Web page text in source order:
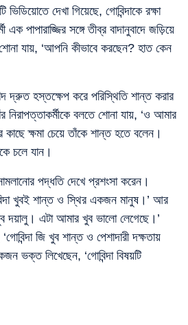
দেখা গিয়েছে, গোবিন্দাকে রক্ষা
এক পাপারাজ্জির সঙ্গে তীব্র বাদানুবাদে জড়িয়ে
যায়, ‘আপনি কীভাবে করছেন? হাত কেন
দ্রুত হস্তক্ষেপ করে পরিস্থিতি শান্ত করার
নিরাপত্তাকর্মীকে বলতে শোনা যায়, ‘ও আমার
কাছে ক্ষমা চেয়ে তাঁকে শান্ত হতে বলেন।
চলে যান।
পদ্ধতি দেখে প্রশংসা করেন।
খুবই শান্ত ও স্থির একজন মানুষ।’ আর
দয়ালু। এটা আমার খুব ভালো লেগেছে।’
জি খুব শান্ত ও পেশাদারী দক্ষতায়
ভক্ত লিখেছেন, ‘গোবিন্দা বিষয়টি